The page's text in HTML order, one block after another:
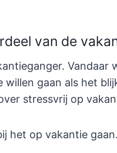
van de
willen gaan als het
stressvrij op
het op vakantie